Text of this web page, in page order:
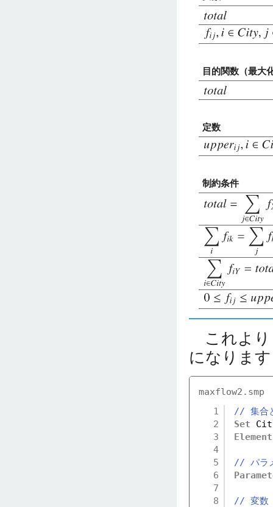
目的関数（最大
定数
制約条件
これより
になりま
maxflow2.smp
1
2
3
4
5
6
7
8
// 集合
Set
Element
// パラ
// 変数